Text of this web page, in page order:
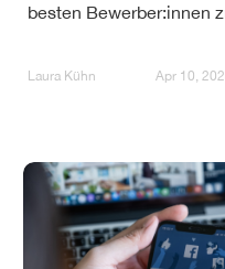
besten Bewerber:innen
Laura Kühn Apr 10,